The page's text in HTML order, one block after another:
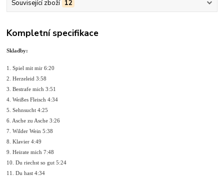
Související zboží 12
Kompletní specifikace
Skladby:
1. Spiel mit mir 6:20
2. Herzeleid 3:58
3. Bestrafe mich 3:51
4. Weißes Fleisch 4:34
5. Sehnsucht 4:25
6. Asche zu Asche 3:26
7. Wilder Wein 5:38
8. Klavier 4:49
9. Heirate mich 7:48
10. Du riechst so gut 5:24
11. Du hast 4:34